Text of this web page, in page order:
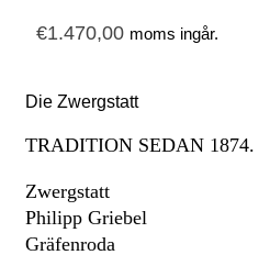
€1.470,00 moms ingår.
Die Zwergstatt
TRADITION SEDAN 1874.
Zwergstatt
Philipp Griebel
Gräfenroda